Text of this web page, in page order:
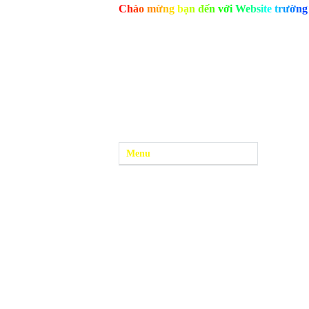
Chào mừng bạn đến với Website trường
Menu